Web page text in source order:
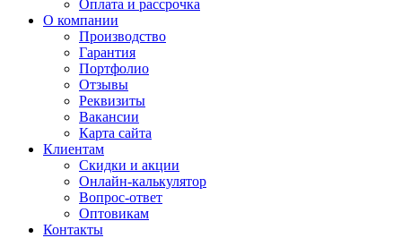
Оплата и рассрочка
О компании
Производство
Гарантия
Портфолио
Отзывы
Реквизиты
Вакансии
Карта сайта
Клиентам
Скидки и акции
Онлайн-калькулятор
Вопрос-ответ
Оптовикам
Контакты